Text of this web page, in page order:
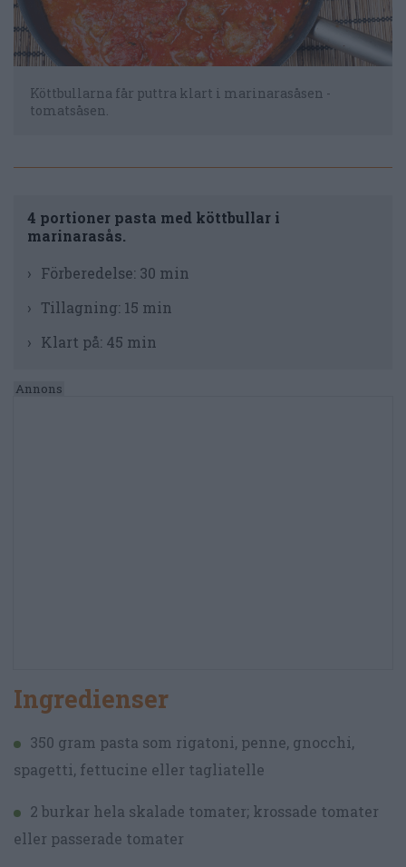
Köttbullarna får puttra klart i marinarasåsen -
tomatsåsen.
4 portioner pasta med köttbullar i
marinarasås.
Förberedelse: 30 min
Tillagning: 15 min
Klart på: 45 min
Ingredienser
350 gram pasta som rigatoni, penne, gnocchi,
spagetti, fettucine eller tagliatelle
2 burkar hela skalade tomater; krossade tomater
eller passerade tomater